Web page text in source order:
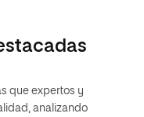
que expertos y
analizando